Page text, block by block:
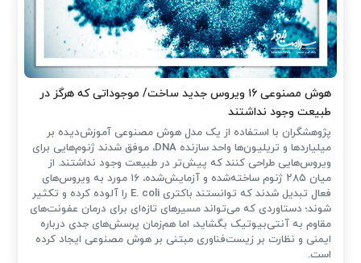
هوش مصنوعی ۱۶ ویروس جدید ساخت/ موجوداتی که هرگز در
طبیعت وجود نداشتند
پژوهشگران با استفاده از یک مدل هوش مصنوعی آموزش‌دیده بر
میلیاردها و تریلیون‌ها واحد سازنده DNA، موفق شدند ژنوم‌هایی برای
ویروس‌هایی طراحی کنند که پیش‌تر در طبیعت وجود نداشتند. از
میان ۲۸۵ ژنوم ساخته‌شده و آزمایش‌شده، ۱۶ مورد به ویروس‌های
فعال تبدیل شدند که توانستند باکتری E. coli را آلوده کرده و تکثیر
شوند؛ دستاوردی که می‌تواند مسیرهای تازه‌ای برای درمان عفونت‌های
مقاوم به آنتی‌بیوتیک بگشاید، اما هم‌زمان پرسش‌های جدی درباره
ایمنی و نظارت بر زیست‌فناوری مبتنی بر هوش مصنوعی ایجاد کرده
است.